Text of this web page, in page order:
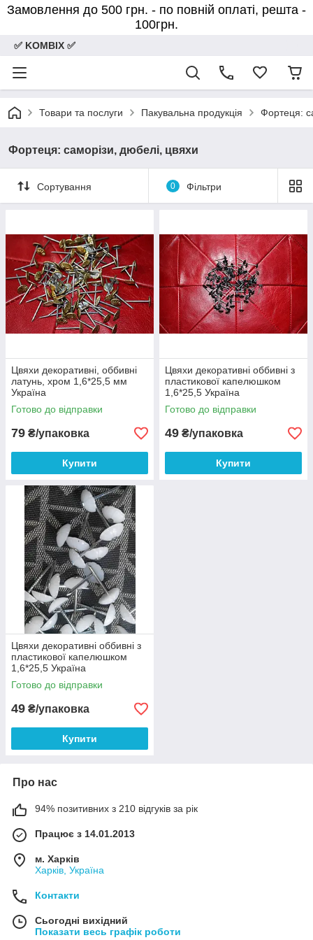
Замовлення до 500 грн. - по повній оплаті, решта -
100грн.
✅ KOMBIX ✅
Товари та послуги Пакувальна продукція Фортеця:
Фортеця: саморізи, дюбелі, цвяхи
Сортування 0 Фільтри
Цвяхи декоративні, оббивні
латунь, хром 1,6*25,5 мм
Україна
Готово до відправки
79 ₴/упаковка
Купити
Цвяхи декоративні оббивні з
пластикової капелюшком
1,6*25,5 Україна
Готово до відправки
49 ₴/упаковка
Купити
Цвяхи декоративні оббивні з
пластикової капелюшком
1,6*25,5 Україна
Готово до відправки
49 ₴/упаковка
Купити
Про нас
94% позитивних з 210 відгуків за рік
Працює з 14.01.2013
м. Харків
Харків, Україна
Контакти
Сьогодні вихідний
Показати весь графік роботи